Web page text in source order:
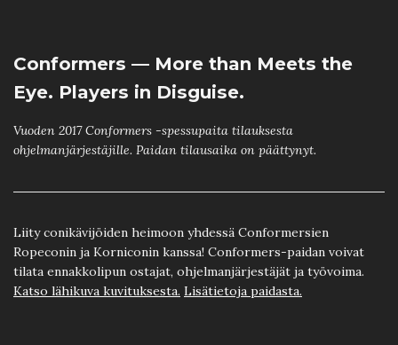
Conformers — More than Meets the
Eye. Players in Disguise.
Vuoden 2017 Conformers -spessupaita tilauksesta
ohjelmanjärjestäjille. Paidan tilausaika on päättynyt.
Liity conikävijöiden heimoon yhdessä Conformersien
Ropeconin ja Korniconin kanssa! Conformers-paidan voivat
tilata ennakkolipun ostajat, ohjelmanjärjestäjät ja työvoima.
Katso lähikuva kuvituksesta. Lisätietoja paidasta.